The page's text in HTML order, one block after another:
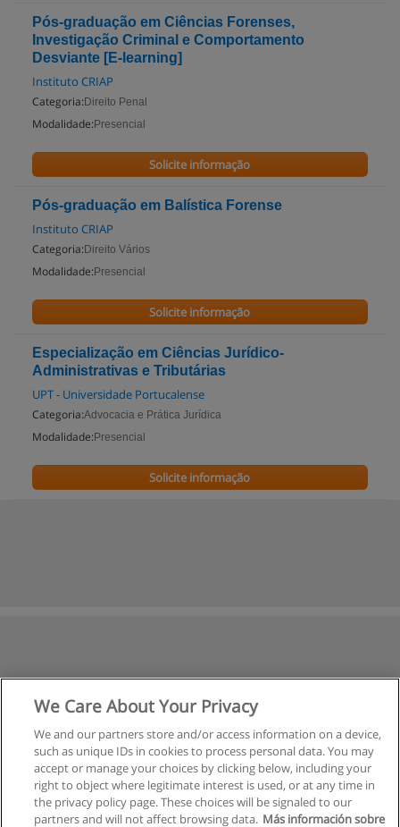
Pós-graduação em Ciências Forenses,
Investigação Criminal e Comportamento
Desviante [E-learning]
Instituto CRIAP
Categoria: Direito Penal
Modalidade: Presencial
Solicite informação
Pós-graduação em Balística Forense
Instituto CRIAP
Categoria: Direito Vários
Modalidade: Presencial
Solicite informação
Especialização em Ciências Jurídico-
Administrativas e Tributárias
UPT - Universidade Portucalense
Categoria:Advocacia e Prática Jurídica
Modalidade: Presencial
Solicite informação
We Care About Your Privacy
We and our partners store and/or access information on a device,
such as unique IDs in cookies to process personal data. You may
accept or manage your choices by clicking below, including your
right to object where legitimate interest is used, or at any time in
the privacy policy page. These choices will be signaled to our
partners and will not affect browsing data. Más información sobre